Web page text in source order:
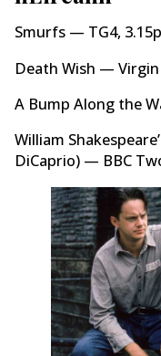
Smurfs — TG4,
Death Wish —
A Bump Along the
William
DiCaprio) — BBC